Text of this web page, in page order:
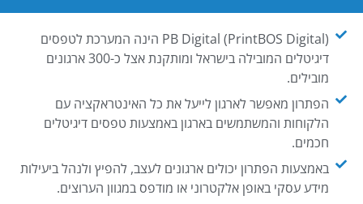
PB Digital (PrintBOS Digital) הינה המערכת לטפסים
דיגיטלים המובילה בישראל ומותקנת אצל כ-300 ארגונים
מובילים.
הפתרון מאפשר לארגון לייעל את כל האינטראקציה עם
הלקוחות והמשתמשים בארגון באמצעות טפסים דיגיטלים
חכמים.
באמצעות הפתרון יכולים ארגונים לעצב, להפיץ ולנהל ביעילות
מידע עסקי באופן אלקטרוני או מודפס במגוון הערוצים.